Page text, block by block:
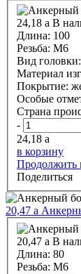
24,18 a В
Длина: 100
Резьба: М6
Вид головки:
Материал
Покрытие:
Особые
Страна
-
24,18 a
в корзину
Продолжить
Поделиться
20,47 a
20,47 a В
Длина: 80
Резьба: М6